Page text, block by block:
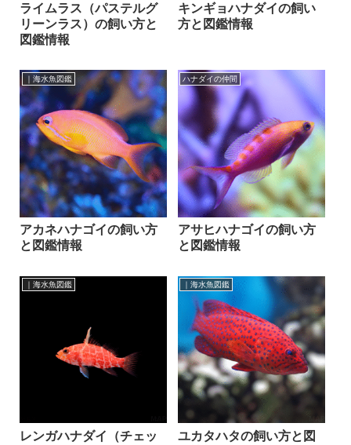
ライムラス（パステルグ
リーンラス）の飼い方と
図鑑情報
キンギョハナダイの飼い
方と図鑑情報
｜海水魚図鑑
アカネハナゴイの飼い方
と図鑑情報
ハナダイの仲間
アサヒハナゴイの飼い方
と図鑑情報
｜海水魚図鑑
レンガハナダイ（チェッ
｜海水魚図鑑
ユカタハタの飼い方と図